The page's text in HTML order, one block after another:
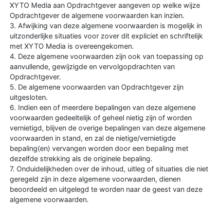
XYTO Media aan Opdrachtgever aangeven op welke wijze
Opdrachtgever de algemene voorwaarden kan inzien.
3. Afwijking van deze algemene voorwaarden is mogelijk in
uitzonderlijke situaties voor zover dit expliciet en schriftelijk
met XYTO Media is overeengekomen.
4. Deze algemene voorwaarden zijn ook van toepassing op
aanvullende, gewijzigde en vervolgopdrachten van
Opdrachtgever.
5. De algemene voorwaarden van Opdrachtgever zijn
uitgesloten.
6. Indien een of meerdere bepalingen van deze algemene
voorwaarden gedeeltelijk of geheel nietig zijn of worden
vernietigd, blijven de overige bepalingen van deze algemene
voorwaarden in stand, en zal de nietige/vernietigde
bepaling(en) vervangen worden door een bepaling met
dezelfde strekking als de originele bepaling.
7. Onduidelijkheden over de inhoud, uitleg of situaties die niet
geregeld zijn in deze algemene voorwaarden, dienen
beoordeeld en uitgelegd te worden naar de geest van deze
algemene voorwaarden.